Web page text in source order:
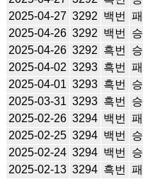
2025-04-27 3292 백번 패
2025-04-26 3292 백번 승
2025-04-26 3292 흑번 승
2025-04-02 3293 흑번 패
2025-04-01 3293 흑번 승
2025-03-31 3293 흑번 승
2025-02-26 3294 백번 패
2025-02-25 3294 백번 승
2025-02-24 3294 백번 승
2025-02-13 3294 흑번 패